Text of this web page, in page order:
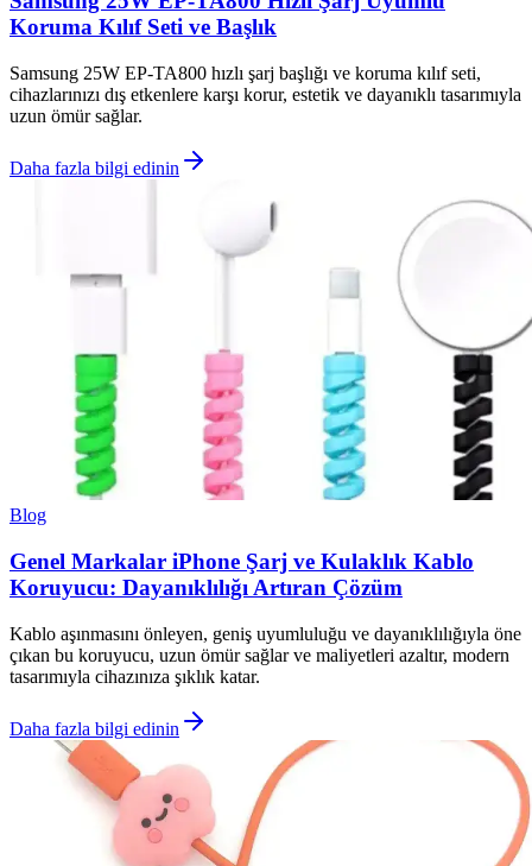
Koruma Kılıf Seti ve Başlık
Samsung 25W EP-TA800 hızlı şarj başlığı ve koruma kılıf seti,
cihazlarınızı dış etkenlere karşı korur, estetik ve dayanıklı tasarımıyla
uzun ömür sağlar.
Daha fazla bilgi edinin
Blog
Genel Markalar iPhone Şarj ve Kulaklık Kablo
Koruyucu: Dayanıklılığı Artıran Çözüm
Kablo aşınmasını önleyen, geniş uyumluluğu ve dayanıklılığıyla öne
çıkan bu koruyucu, uzun ömür sağlar ve maliyetleri azaltır, modern
tasarımıyla cihazınıza şıklık katar.
Daha fazla bilgi edinin